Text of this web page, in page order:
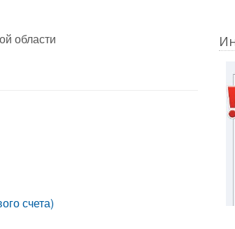
области
счета)